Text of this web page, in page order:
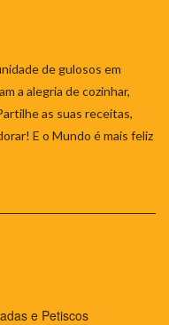
de gulosos em
a alegria de cozinhar,
as suas receitas,
E o Mundo é mais feliz
e Petiscos